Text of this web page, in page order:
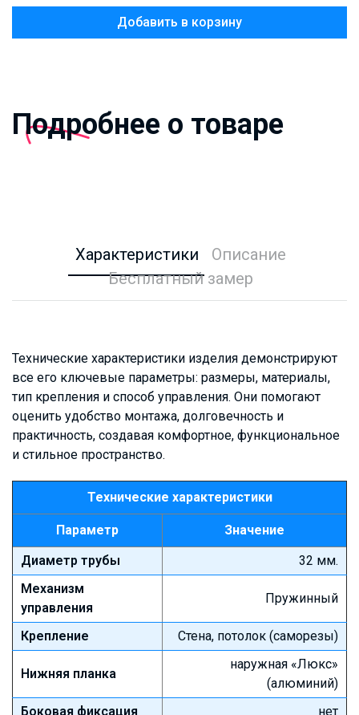
Добавить в корзину
Подробнее о товаре
Характеристики
Описание
Бесплатный замер
Технические характеристики изделия демонстрируют
все его ключевые параметры: размеры, материалы,
тип крепления и способ управления. Они помогают
оценить удобство монтажа, долговечность и
практичность, создавая комфортное, функциональное
и стильное пространство.
Технические характеристики
Параметр
Значение
Диаметр трубы
32 мм.
Механизм
управления
Пружинный
Крепление Стена, потолок (саморезы)
Нижняя планка
наружная «Люкс»
(алюминий)
Боковая фиксация
нет